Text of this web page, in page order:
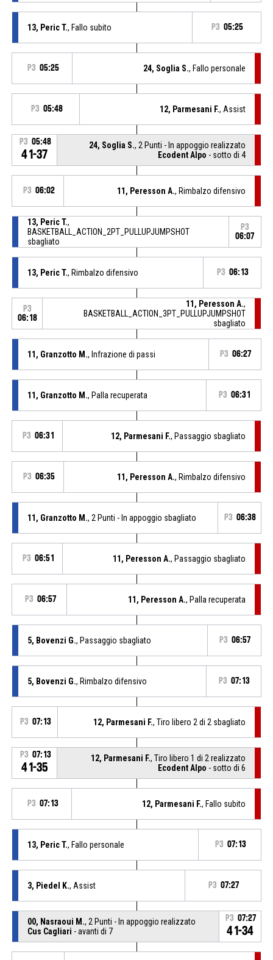
13, Peric T., Fallo subito P3 05:25
P3 05:25 24, Soglia S., Fallo personale
P3 05:48 12, Parmesani F., Assist
P3 05:48
41-37
24, Soglia S., 2 Punti - In appoggio realizzato
Ecodent Alpo - sotto di 4
P3 06:02 11, Peresson A., Rimbalzo difensivo
13, Peric T.,
BASKETBALL_ACTION_2PT_PULLUPJUMPSHOT
sbagliato
P3
06:07
13, Peric T., Rimbalzo difensivo P3 06:13
P3
06:18
11, Peresson A.,
BASKETBALL_ACTION_3PT_PULLUPJUMPSHOT
sbagliato
11, Granzotto M., Infrazione di passi P3 06:27
11, Granzotto M., Palla recuperata P3 06:31
P3 06:31 12, Parmesani F., Passaggio sbagliato
P3 06:35 11, Peresson A., Rimbalzo difensivo
11, Granzotto M., 2 Punti - In appoggio sbagliato P3 06:38
P3 06:51 11, Peresson A., Passaggio sbagliato
P3 06:57 11, Peresson A., Palla recuperata
5, Bovenzi G., Passaggio sbagliato P3 06:57
5, Bovenzi G., Rimbalzo difensivo P3 07:13
P3 07:13 12, Parmesani F., Tiro libero 2 di 2 sbagliato
P3 07:13
41-35
12, Parmesani F., Tiro libero 1 di 2 realizzato
Ecodent Alpo - sotto di 6
P3 07:13 12, Parmesani F., Fallo subito
13, Peric T., Fallo personale P3 07:13
3, Piedel K., Assist P3 07:27
00, Nasraoui M., 2 Punti - In appoggio realizzato
Cus Cagliari - avanti di 7
P3 07:27
41-34